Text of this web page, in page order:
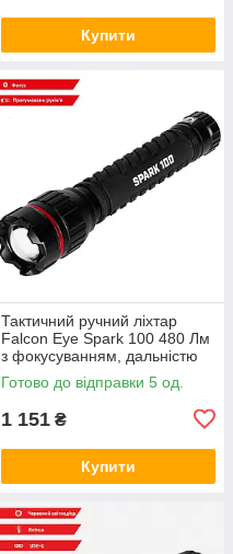
Купити
Тактичний ручний ліхтар
Falcon Eye Spark 100 480 Лм
з фокусуванням, дальністю
125 м і живленням 2×AA,
чорний
Готово до відправки 5 од.
1 151 ₴
Купити